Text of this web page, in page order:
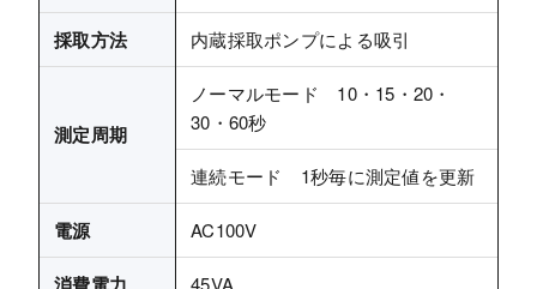
採取方法 内蔵採取ポンプによる吸引
測定周期
ノーマルモード 10・15・20・
30・60秒
連続モード 1秒毎に測定値を更新
電源 AC100V
45VA